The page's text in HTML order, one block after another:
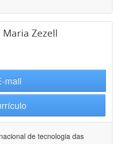
Maria Zezell
mail
de tecnologia das